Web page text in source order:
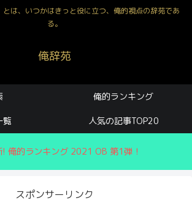
は、いつかはきっと役に立つ、俺的視点の辞苑であ
る。
俺辞苑
俺的ランキング
覧 人気の記事TOP20
! 俺的ランキング 2021 OB 第1弾！
スポンサーリンク